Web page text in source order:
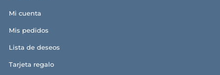
Mi cuenta
Mis pedidos
Lista de deseos
Tarjeta regalo